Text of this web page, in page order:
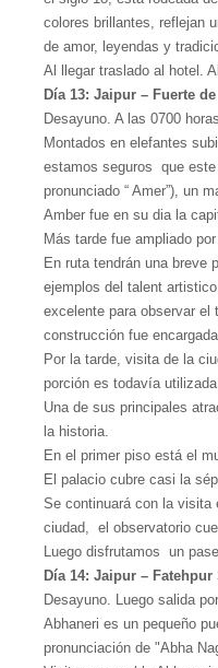
colores brillantes, reflejan
de amor, leyendas y
Al llegar traslado al hotel.
Día 13: Jaipur – Fuerte
Desayuno. A las 0700
Montados en elefantes
estamos seguros que
pronunciado “ Amer”), un
Amber fue en su dia la
Más tarde fue ampliado
En ruta tendrán una
ejemplos del talent
excelente para observar
construcción fue
Por la tarde, visita de la
porción es todavía
Una de sus principales
la historia.
En el primer piso está el
El palacio cubre casi la
Se continuará con la visita
ciudad, el observatorio
Luego disfrutamos un
Día 14: Jaipur –
Desayuno. Luego salida
Abhaneri es un pequeño
pronunciación de "Abha